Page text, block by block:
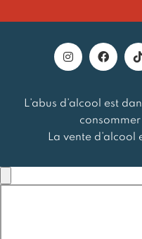
L’abus d’alcool est
La vente d’alcool